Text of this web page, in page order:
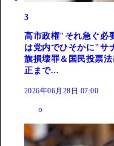
3
高市政権"それ急ぐ必
は党内でひそかに"サ
旗損壊罪＆国民投票
正まで...
2026年06月28日 07:00